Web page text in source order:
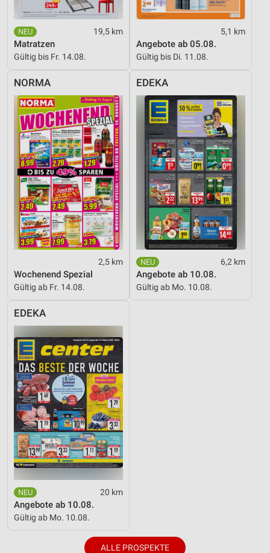
19,5 km
Matratzen
Gültig bis Fr. 14.08.
5,1 km
Angebote ab 05.08.
Gültig bis Di. 11.08.
NORMA
2,5 km
Wochenend Spezial
Gültig ab Fr. 14.08.
EDEKA
6,2 km
Angebote ab 10.08.
Gültig ab Mo. 10.08.
EDEKA
20 km
Angebote ab 10.08.
Gültig ab Mo. 10.08.
ALLE PROSPEKTE